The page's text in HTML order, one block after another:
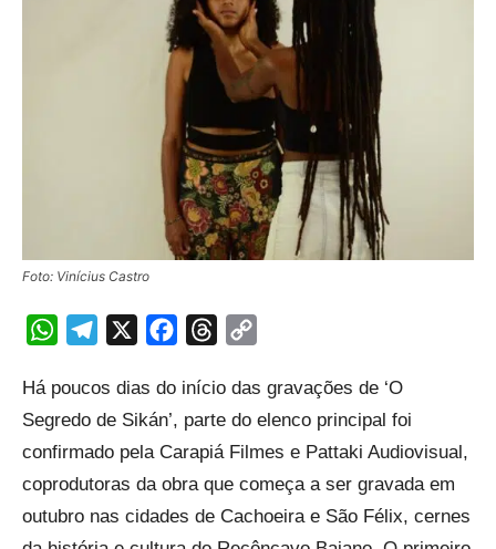
Foto: Vinícius Castro
WhatsAppTelegram FacebookThreads
Há poucos dias do início das gravações de ‘O
Segredo de Sikán’, parte do elenco principal foi
confirmado pela Carapiá Filmes e Pattaki Audiovisual,
coprodutoras da obra que começa a ser gravada em
outubro nas cidades de Cachoeira e São Félix, cernes